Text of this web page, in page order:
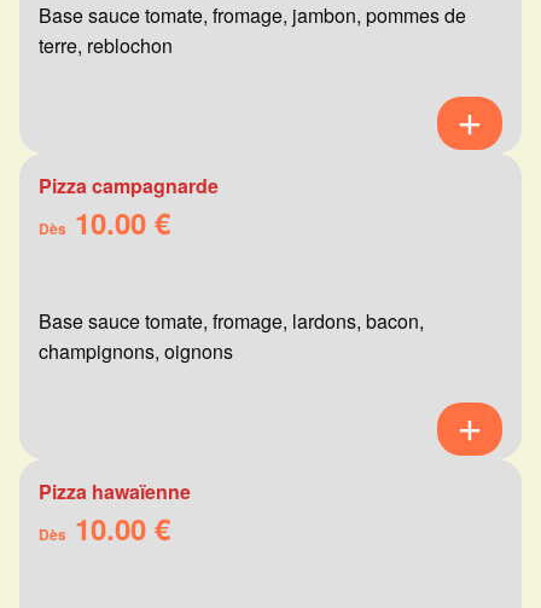
Base sauce tomate, fromage, jambon, pommes de
terre, reblochon
Pizza campagnarde
Dès 10.00 €
Base sauce tomate, fromage, lardons, bacon,
champignons, oignons
Pizza hawaïenne
Dès 10.00 €